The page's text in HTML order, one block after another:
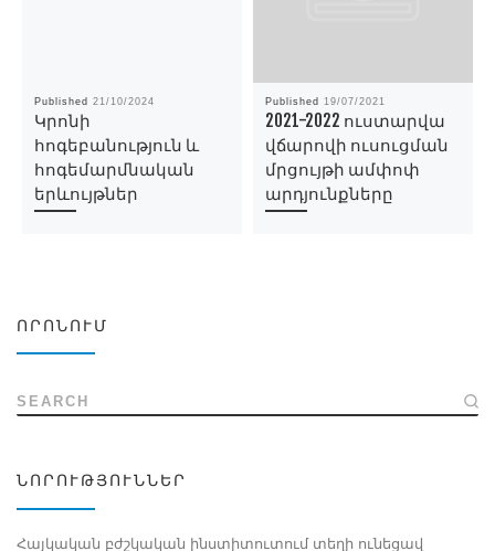
Published 21/10/2024
Կրոնի
հոգեբանություն և
հոգեմարմնական
երևույթներ
Published 19/07/2021
2021-2022 ուստարվա
վճարովի ուսուցման
մրցույթի ամփոփ
արդյունքները
ՈՐՈՆՈՒՄ
SEARCH
ՆՈՐՈՒԹՅՈՒՆՆԵՐ
Հայկական բժշկական ինստիտուտում տեղի ունեցավ